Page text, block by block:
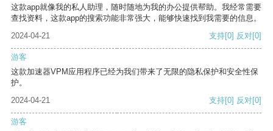
这款app就像我的私人助理，随时随地为我的办公提供帮助。我经常需要
查找资料，这款app的搜索功能非常强大，能够快速找到我需要的信息。
2024-04-21
支持[0] 反对[0]
游客
这款加速器VPM应用程序已经为我们带来了无限的隐私保护和安全性保
护。
2024-04-21
支持[0] 反对[0]
游客